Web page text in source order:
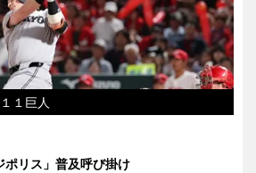
１巨人
ポリス」普及呼び掛け